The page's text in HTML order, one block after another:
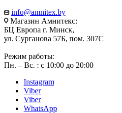
info@amnitex.by
Магазин Амнитекс:
БЦ Европа г. Минск,
ул. Сурганова 57Б, пом. 307С
Режим работы:
Пн. – Вс. : с 10:00 до 20:00
Instagram
Viber
Viber
WhatsApp